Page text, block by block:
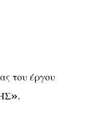
του έργου